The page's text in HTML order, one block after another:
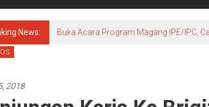
News: Buka Acara Program Magang IPE/IPC,
2018